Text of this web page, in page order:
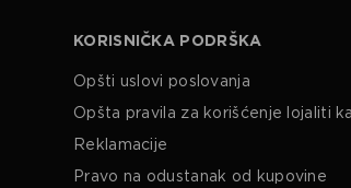
KORISNIČKA PODRŠKA
Opšti uslovi poslovanja
Opšta pravila za korišćenje lojaliti
Reklamacije
Pravo na odustanak od kupovine